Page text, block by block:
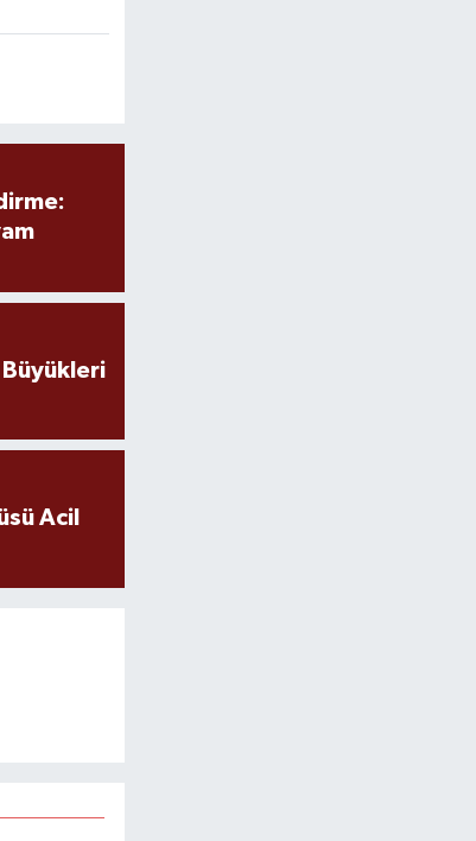
Acil